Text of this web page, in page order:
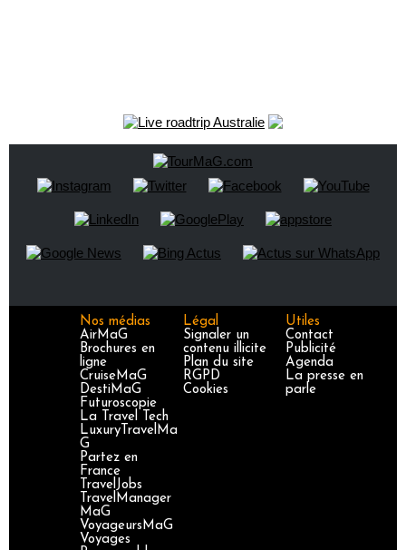
Nos médias
AirMaG
Brochures en
ligne
CruiseMaG
DestiMaG
Futuroscopie
La Travel Tech
LuxuryTravelMa
G
Partez en
France
TravelJobs
TravelManager
MaG
VoyageursMaG
Voyages
Légal
Signaler un
contenu illicite
Plan du site
RGPD
Cookies
Utiles
Contact
Publicité
Agenda
La presse en
parle